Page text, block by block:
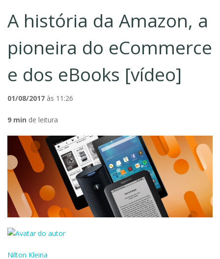
A história da Amazon, a
pioneira do eCommerce
e dos eBooks [vídeo]
01/08/2017 às 11:26
9 min de leitura
Nilton Kleina